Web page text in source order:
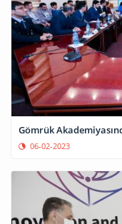
Gömrük
06-02-2023